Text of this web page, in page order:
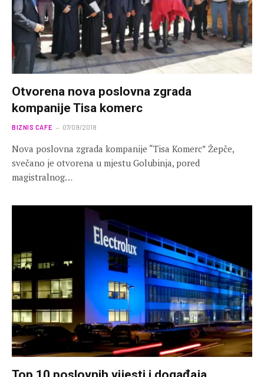
Otvorena nova poslovna zgrada
kompanije Tisa komerc
BIZNIS CAFE 07/09/2018
Nova poslovna zgrada kompanije “Tisa Komerc” Žepče,
svečano je otvorena u mjestu Golubinja, pored
magistralnog…